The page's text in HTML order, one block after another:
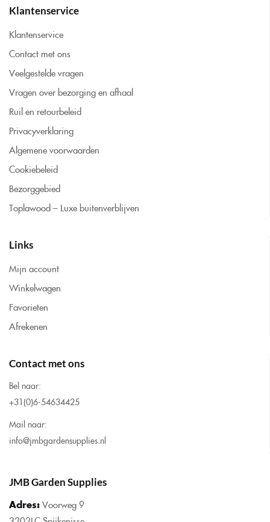
Klantenservice
Klantenservice
Contact met ons
Veelgestelde vragen
Vragen over bezorging en afhaal
Ruil en retourbeleid
Privacyverklaring
Algemene voorwaarden
Cookiebeleid
Bezorggebied
Toplawood – Luxe buitenverblijven
Links
Mijn account
Winkelwagen
Favorieten
Afrekenen
Contact met ons
Bel naar:
+31(0)6-54634425
Mail naar:
info@jmbgardensupplies.nl
JMB Garden Supplies
Adres:Voorweg 9